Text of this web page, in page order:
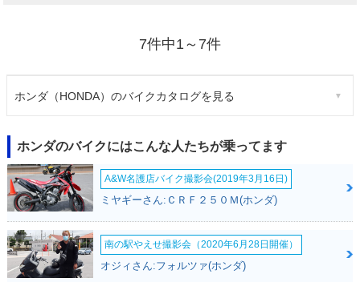
7件中1～7件
ホンダ（HONDA）のバイクカタログを見る
ホンダのバイクにはこんな人たちが乗ってます
A&W名護店バイク撮影会(2019年3月16日)
ミヤギーさん:ＣＲＦ２５０Ｍ(ホンダ)
南の駅やえせ撮影会（2020年6月28日開催）
オジィさん:フォルツァ(ホンダ)